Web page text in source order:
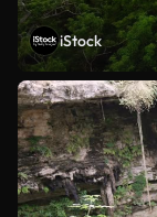
iStock